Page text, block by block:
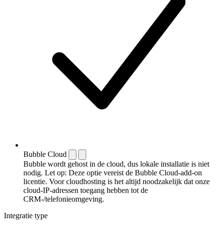
Bubble Cloud
Bubble wordt gehost in de cloud, dus lokale installatie is niet
nodig. Let op: Deze optie vereist de Bubble Cloud-add-on
licentie. Voor cloudhosting is het altijd noodzakelijk dat onze
cloud-IP-adressen toegang hebben tot de
CRM-/telefonieomgeving.
Integratie type